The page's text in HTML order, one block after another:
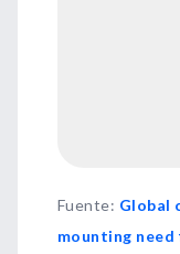
Fuente: Global
mounting need